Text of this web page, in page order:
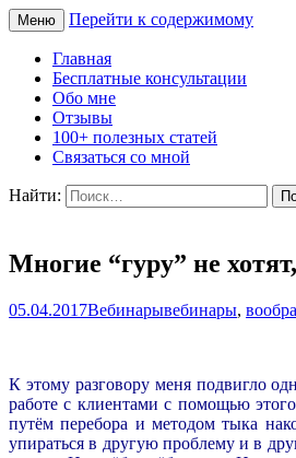
Свет Радости
Меню Перейти к содержимому
Главная
Бесплатные консультации
Обо мне
Отзывы
100+ полезных статей
Связаться со мной
Найти:
Многие “гуру” не
05.04.2017Вебинарывебинары,
К этому разговору меня подвигло
работе с клиентами с помощью
путём перебора и методом тыка
упираться в другую проблему и в